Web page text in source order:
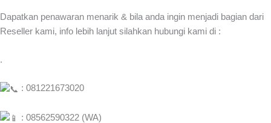
Dapatkan penawaran menarik & bila anda ingin menjadi bagian dari
Reseller kami, info lebih lanjut silahkan hubungi kami di :
.
: 081221673020
: 08562590322 (WA)